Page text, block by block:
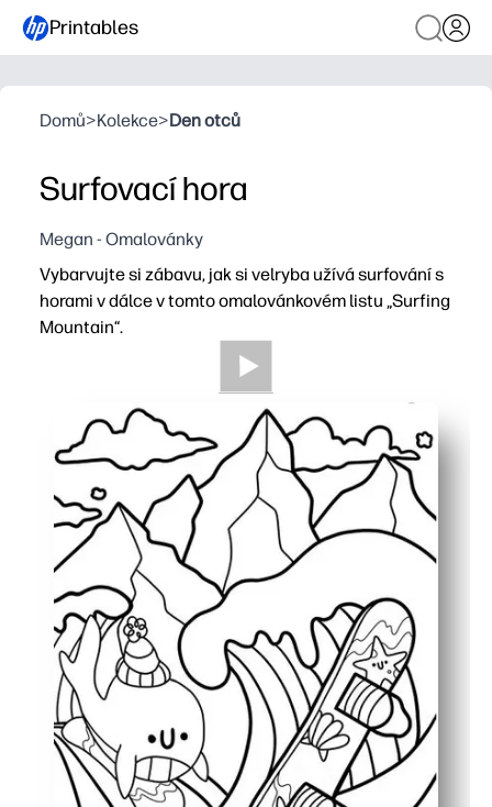
Printables
Domů>Kolekce>Den otců
Surfovací hora
Megan - Omalovánky
Vybarvujte si zábavu, jak si velryba užívá surfování s
horami v dálce v tomto omalovánkovém listu „Surfing
Mountain“.
Jste připraveni během několika sekund s tiskovou
Podnítíte kreativitu a vyprávění příběhů hravou scénou
Budujete jemnou motoriku a soustředíte se, když děti
Jednostránkový formát s nízkým obsahem inkoustu se